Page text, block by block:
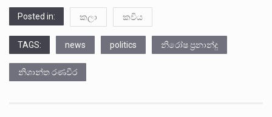
Posted in: කලා කවිය
TAGS: news politics නිරෝෂ ප්‍රනාන්දු
නිශාන්ත රණවීර